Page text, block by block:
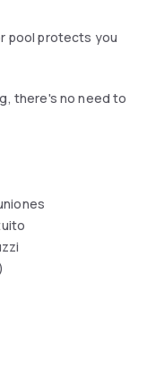
pool protects you
there's no need to